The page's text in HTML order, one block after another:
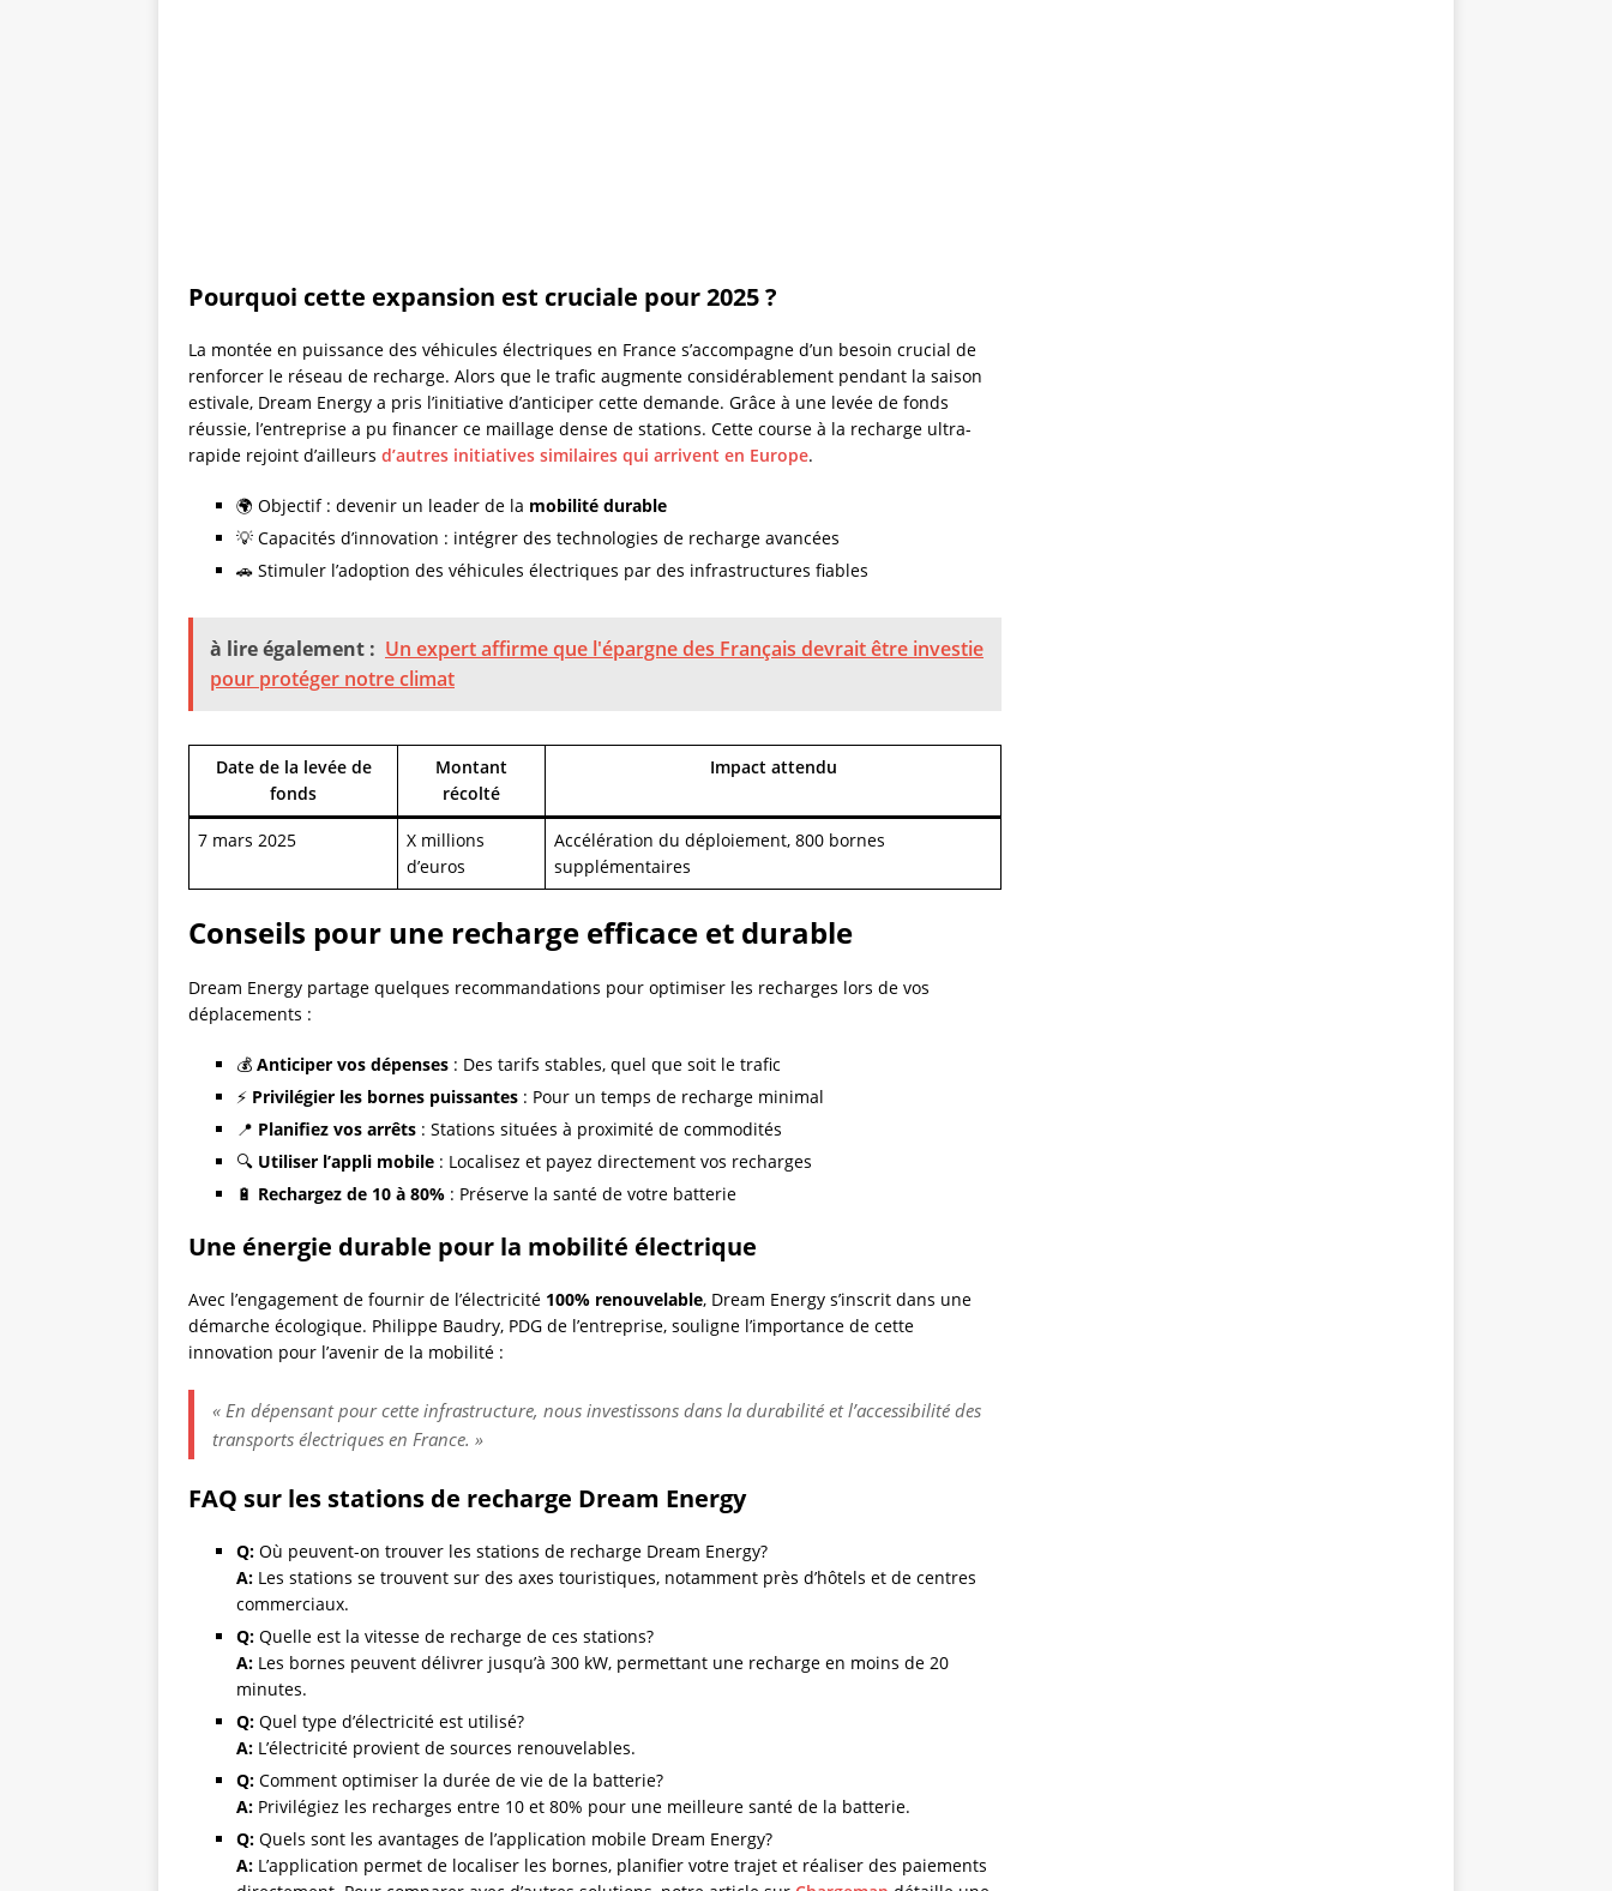
Pourquoi cette expansion est cruciale pour 2025 ?
La montée en puissance des véhicules électriques en France s’accompagne d’un besoin crucial de
renforcer le réseau de recharge. Alors que le trafic augmente considérablement pendant la saison
estivale, Dream Energy a pris l’initiative d’anticiper cette demande. Grâce à une levée de fonds
réussie, l’entreprise a pu financer ce maillage dense de stations. Cette course à la recharge ultra-
rapide rejoint d’ailleurs d’autres initiatives similaires qui arrivent en Europe.
🌍 Objectif : devenir un leader de la mobilité durable
💡 Capacités d’innovation : intégrer des technologies de recharge avancées
🚗 Stimuler l’adoption des véhicules électriques par des infrastructures fiables
à lire également : Un expert affirme que l'épargne des Français devrait être investie
pour protéger notre climat
Date de la levée de
fonds
Montant
récolté
Impact attendu
7 mars 2025
X millions
d’euros
Accélération du déploiement, 800 bornes
supplémentaires
Conseils pour une recharge efficace et durable
Dream Energy partage quelques recommandations pour optimiser les recharges lors de vos
déplacements :
💰 Anticiper vos dépenses : Des tarifs stables, quel que soit le trafic
⚡ Privilégier les bornes puissantes : Pour un temps de recharge minimal
📍 Planifiez vos arrêts : Stations situées à proximité de commodités
🔍 Utiliser l’appli mobile : Localisez et payez directement vos recharges
🔋 Rechargez de 10 à 80% : Préserve la santé de votre batterie
Une énergie durable pour la mobilité électrique
Avec l’engagement de fournir de l’électricité 100% renouvelable, Dream Energy s’inscrit dans une
démarche écologique. Philippe Baudry, PDG de l’entreprise, souligne l’importance de cette
innovation pour l’avenir de la mobilité :
« En dépensant pour cette infrastructure, nous investissons dans la durabilité et l’accessibilité des
transports électriques en France. »
FAQ sur les stations de recharge Dream Energy
Q: Où peuvent-on trouver les stations de recharge Dream Energy?
A: Les stations se trouvent sur des axes touristiques, notamment près d’hôtels et de centres
commerciaux.
Q: Quelle est la vitesse de recharge de ces stations?
A: Les bornes peuvent délivrer jusqu’à 300 kW, permettant une recharge en moins de 20
minutes.
Q: Quel type d’électricité est utilisé?
A: L’électricité provient de sources renouvelables.
Q: Comment optimiser la durée de vie de la batterie?
A: Privilégiez les recharges entre 10 et 80% pour une meilleure santé de la batterie.
Q: Quels sont les avantages de l’application mobile Dream Energy?
A: L’application permet de localiser les bornes, planifier votre trajet et réaliser des paiements